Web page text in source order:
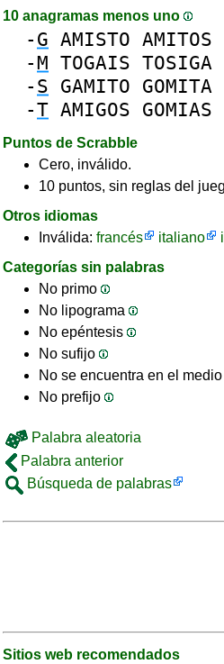
10 anagramas menos uno
- G AMISTO AMITOS
-M TOGAIS TOSIGA
- S GAMITO GOMITA
-T AMIGOS GOMIAS
Puntos de Scrabble
Cero, inválido.
10 puntos, sin reglas del
Otros idiomas
Inválida: francés italiano
Categorías sin palabras
No primo
No lipograma
No epéntesis
No sufijo
No se encuentra en el medio
No prefijo
Palabra aleatoria
Palabra anterior
Búsqueda de palabras
Sitios web recomendados